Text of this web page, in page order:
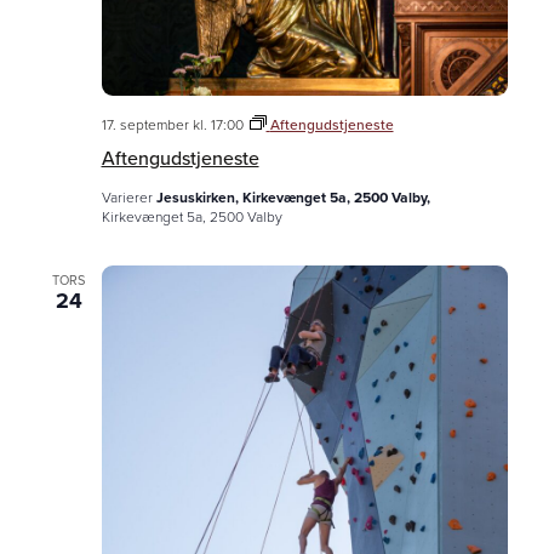
Aftengudstjeneste
17. september kl. 17:00 Aftengudstjeneste
VariererJesuskirken, Kirkevænget 5a, 2500 Valby,
Kirkevænget 5a, 2500 Valby
TORS
24